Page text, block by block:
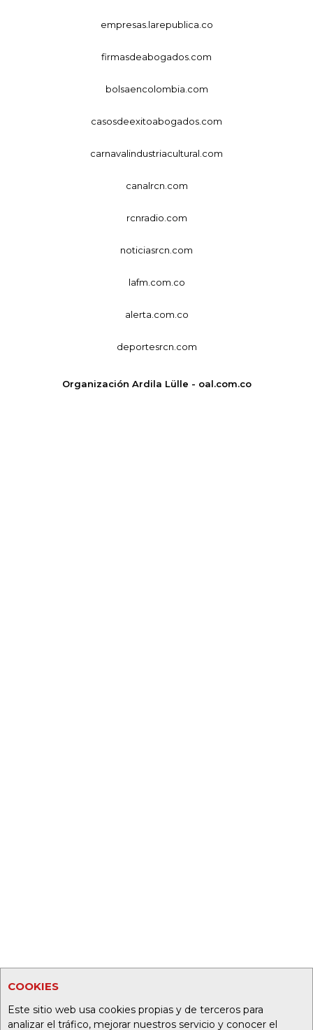
COOKIES
Este sitio web usa cookies propias y de terceros para
analizar el tráfico, mejorar nuestros servicio y conocer el
empresas.larepublica.co
firmasdeabogados.com
bolsaencolombia.com
casosdeexitoabogados.com
carnavalindustriacultural.com
canalrcn.com
rcnradio.com
noticiasrcn.com
lafm.com.co
alerta.com.co
deportesrcn.com
Organización Ardila Lülle - oal.com.co